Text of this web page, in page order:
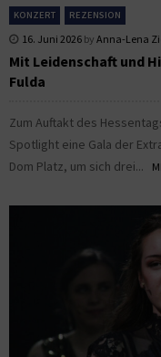
KONZERT REZENSION
16. Juni 2026 by Anna-Lena
Mit Leidenschaft und
Fulda
Zum Auftakt des
Spotlight eine Gala der
Dom Platz, um sich drei...